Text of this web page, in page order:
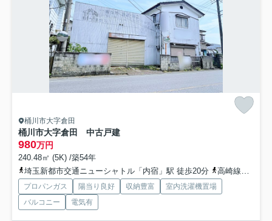
桶川市大字倉田
桶川市大字倉田 中古戸建
980万円
240.48㎡ (5K) /築54年
埼玉新都市交通ニューシャトル「内宿」駅 徒歩20分
高崎線「桶川」駅 徒歩41分
プロパンガス 陽当り良好 収納豊富
室内洗濯機置場
バルコニー
電気有